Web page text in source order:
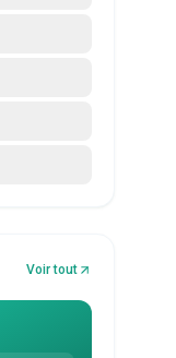
Voir tout